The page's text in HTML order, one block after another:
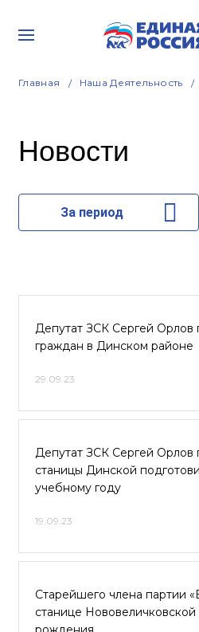
Главная Наша Деятельность
Новости
За период
Депутат ЗСК Сергей Орлов
граждан в Динском районе
29.09.23
Депутат ЗСК Сергей Орлов
станицы Динской
учебному году
19.09.23
Старейшего члена партии
станице